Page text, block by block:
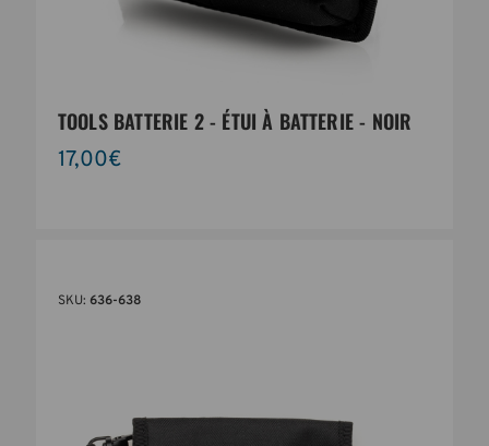
TOOLS BATTERIE 2 - ÉTUI À BATTERIE - NOIR
17,00€
SKU: 636-638